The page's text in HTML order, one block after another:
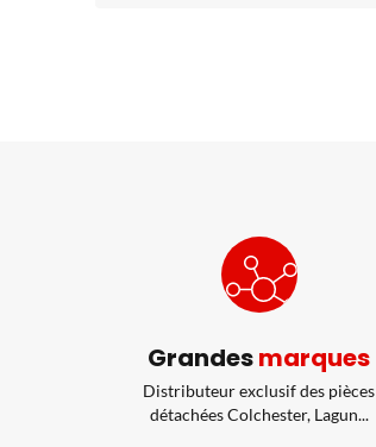
Grandesmarques
Distributeur exclusif des pièces
détachées Colchester, Lagun...